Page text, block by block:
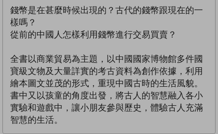
錢幣是在甚麼時候出現的？古代的錢幣跟現在的一
樣嗎？
從前的中國人怎樣利用錢幣進行交易買賣？
全書以商業貿易為主題，以中國國家博物館多件國
寶級文物及大量詳實的考古資料為創作依據，利用
繪本圖文並茂的形式，重現中國古時的生活風貌。
書中又以孩童的角度出發，將古人的智慧融入各小
實驗和遊戲中，讓小朋友參與歷史，體驗古人充滿
智慧的生活。